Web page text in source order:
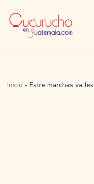
Saltar
Inicio - Estre marchas va